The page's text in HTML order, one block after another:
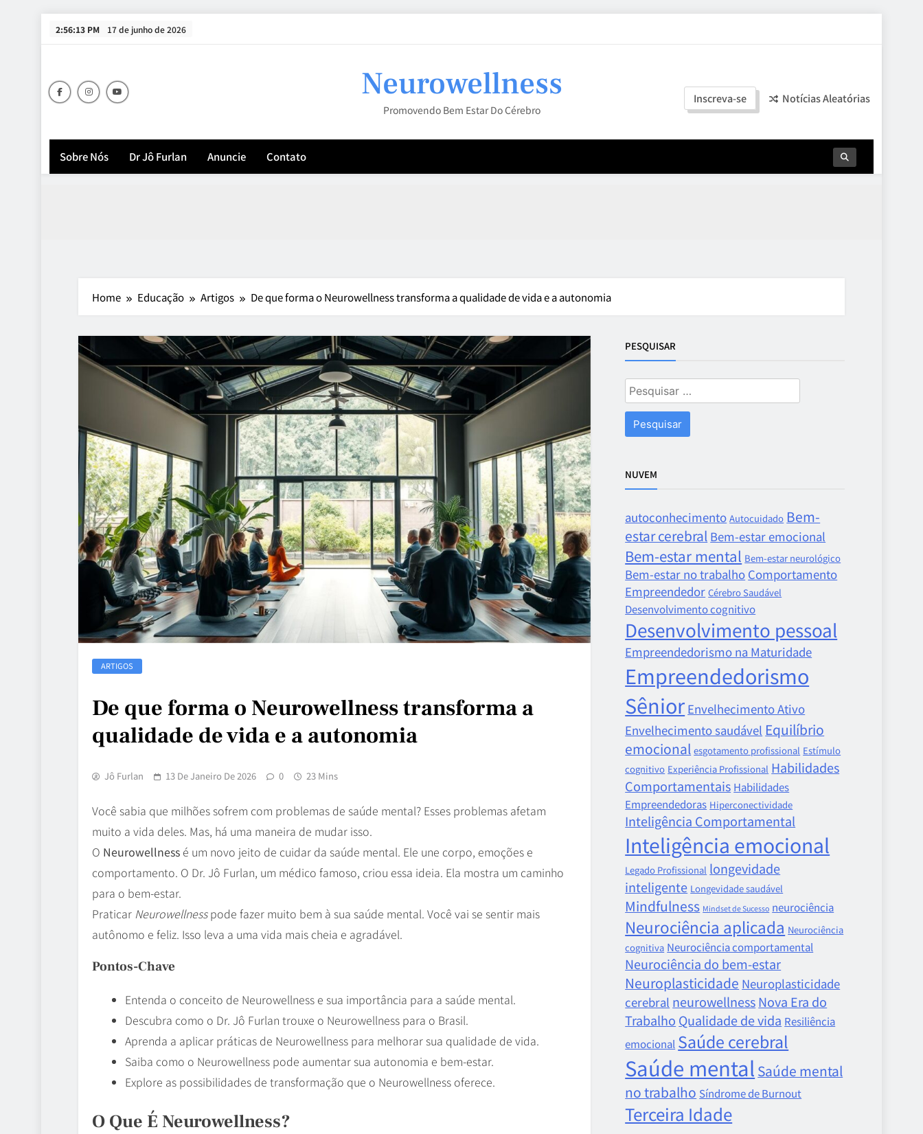
2:56:15 PM 17 de junho de 2026
Neurowellness
Promovendo Bem Estar Do Cérebro
Inscreva-se Notícias Aleatórias
Sobre Nós Dr Jô Furlan Anuncie Contato
Home Educação Artigos De que forma o Neurowellness transforma a qualidade de vida e a autonomia
ARTIGOS
De que forma o Neurowellness transforma a
qualidade de vida e a autonomia
Jô Furlan 13 De Janeiro De 2026 0 23 Mins
Você sabia que milhões sofrem com problemas de saúde mental? Esses problemas afetam
muito a vida deles. Mas, há uma maneira de mudar isso.
O Neurowellness é um novo jeito de cuidar da saúde mental. Ele une corpo, emoções e
comportamento. O Dr. Jô Furlan, um médico famoso, criou essa ideia. Ela mostra um caminho
para o bem-estar.
Praticar Neurowellnesspode fazer muito bem à sua saúde mental. Você vai se sentir mais
autônomo e feliz. Isso leva a uma vida mais cheia e agradável.
Pontos-Chave
Entenda o conceito de Neurowellness e sua importância para a saúde mental.
Descubra como o Dr. Jô Furlan trouxe o Neurowellness para o Brasil.
Aprenda a aplicar práticas de Neurowellness para melhorar sua qualidade de vida.
Saiba como o Neurowellness pode aumentar sua autonomia e bem-estar.
Explore as possibilidades de transformação que o Neurowellness oferece.
O Que É Neurowellness?
PESQUISAR
Pesquisar
por:
NUVEM
autoconhecimento Autocuidado Bem-
estar cerebral Bem-estar emocional
Bem-estar mental Bem-estar neurológico
Bem-estar no trabalho Comportamento
Empreendedor Cérebro Saudável
Desenvolvimento cognitivo
Desenvolvimento pessoal
Empreendedorismo na Maturidade
Empreendedorismo
SêniorEnvelhecimento Ativo
Envelhecimento saudável Equilíbrio
emocional esgotamento profissional Estímulo
cognitivo Experiência Profissional Habilidades
Comportamentais Habilidades
Empreendedoras Hiperconectividade
Inteligência Comportamental
Inteligência emocional
Legado Profissional longevidade
inteligente Longevidade saudável
Mindfulness Mindset de Sucesso neurociência
Neurociência aplicada Neurociência
cognitiva Neurociência comportamental
Neurociência do bem-estar
Neuroplasticidade Neuroplasticidade
cerebral neurowellnessNova Era do
Trabalho Qualidade de vida Resiliência
emocional Saúde cerebral
Saúde mental Saúde mental
no trabalho Síndrome de Burnout
Terceira Idade